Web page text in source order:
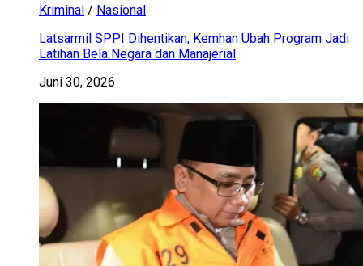
Kriminal / Nasional
Latsarmil SPPI Dihentikan, Kemhan Ubah Program Jadi
Latihan Bela Negara dan Manajerial
Juni 30, 2026